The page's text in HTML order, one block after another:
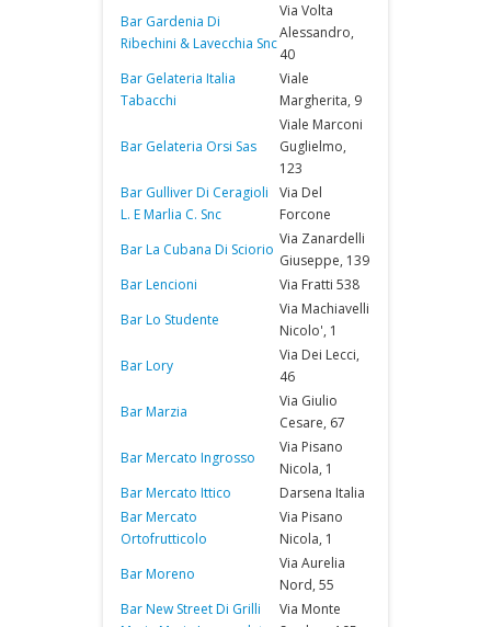
Bar Gardenia Di
Ribechini & Lavecchia Snc
Via Volta
Alessandro,
40
Bar Gelateria Italia
Tabacchi
Viale
Margherita, 9
Bar Gelateria Orsi Sas
Viale Marconi
Guglielmo,
123
Bar Gulliver Di Ceragioli
L. E Marlia C. Snc
Via Del
Forcone
Bar La Cubana Di Sciorio
Via Zanardelli
Giuseppe, 139
Bar Lencioni
Via Fratti 538
Bar Lo Studente
Via Machiavelli
Nicolo', 1
Bar Lory
Via Dei Lecci,
46
Bar Marzia
Via Giulio
Cesare, 67
Bar Mercato Ingrosso
Via Pisano
Nicola, 1
Bar Mercato Ittico
Darsena Italia
Bar Mercato
Ortofrutticolo
Via Pisano
Nicola, 1
Bar Moreno
Via Aurelia
Nord, 55
Bar New Street Di Grilli
Via Monte